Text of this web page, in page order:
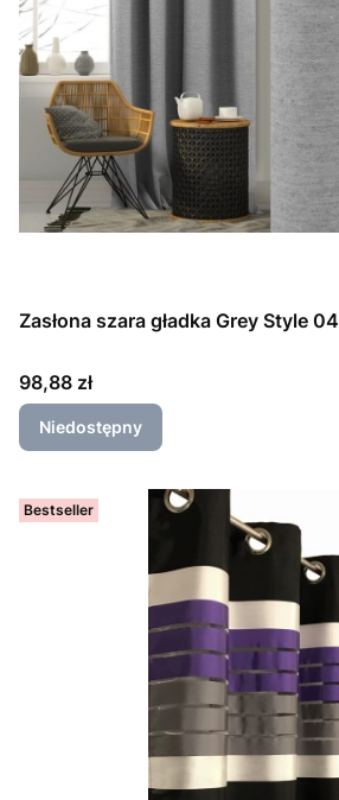
Zasłona szara gładka Grey Style 04
Cena
98,88 zł
Niedostępny
Bestseller